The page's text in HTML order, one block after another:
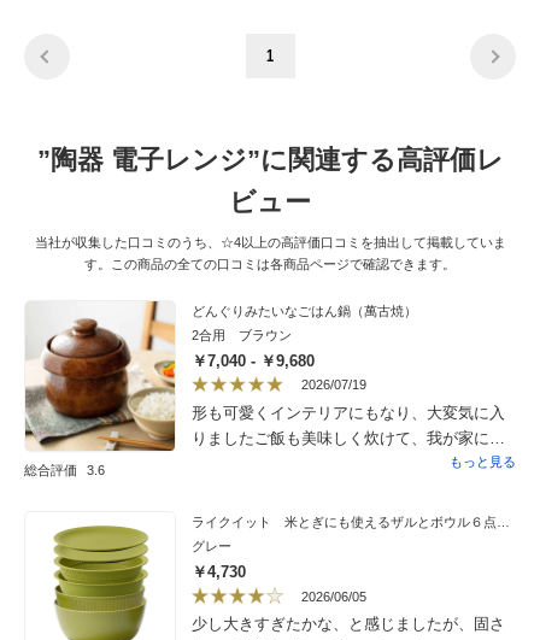
1
”陶器 電子レンジ”に関連する高評価レ
ビュー
当社が収集した口コミのうち、☆4以上の高評価口コミを抽出して掲載していま
す。この商品の全ての口コミは各商品ページで確認できます。
総合評価 3.6
どんぐりみたいなごはん鍋（萬古焼）
2合用 ブラウン
￥7,040 - ￥9,680
2026/07/19
形も可愛くインテリアにもなり、大変気に入
りましたご飯も美味しく炊けて、我が家には
とても良い大きさです。これからの時期暑さ
なるので、炊きたてのご飯が食べれるのは、
大変うれしいです。購入して良かったです。
もっと見る
グレー
￥4,730
2026/06/05
少し大きすぎたかな、と感じましたが、固さ